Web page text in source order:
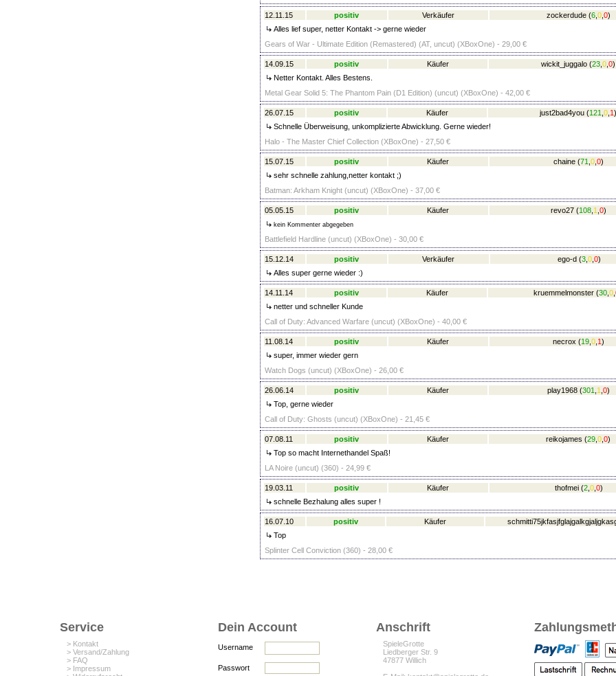
12.11.15 positiv Verkäufer zockerdude (6 0 0)
Alles lief super, netter Kontakt -> gerne wieder
Gears of War - Ultimate Edition (Remastered) (AT, uncut) (XBoxOne) - 29,00 €
14.09.15 positiv Käufer wickit_juggalo (23 0 0)
Netter Kontakt. Alles Bestens.
Metal Gear Solid 5: The Phantom Pain (D1 Edition) (uncut) (XBoxOne) - 42,00 €
26.07.15 positiv Käufer just2bad4you (121 0, 1)
Schnelle Überweisung, unkomplizierte Abwicklung. Gerne wieder!
Halo - The Master Chief Collection (XBoxOne) - 27,50 €
15.07.15 positiv Käufer chaine (71 0 0)
sehr schnelle zahlung,netter kontakt ;)
Batman: Arkham Knight (uncut) (XBoxOne) - 37,00 €
05.05.15 positiv Käufer revo27 (108 1 0)
kein Kommenter abgegeben
Battlefield Hardline (uncut) (XBoxOne) - 30,00 €
15.12.14 positiv Verkäufer ego-d (3, 0, 0)
Alles super gerne wieder :)
14.11.14 positiv Käufer kruemmelmonster (30 0
netter und schneller Kunde
Call of Duty: Advanced Warfare (uncut) (XBoxOne) - 40,00 €
11.08.14 positiv Käufer necrox (19 0 1)
super, immer wieder gern
Watch Dogs (uncut) (XBoxOne) - 26,00 €
26.06.14 positiv Käufer play1968 (301 1 0)
Top, gerne wieder
Call of Duty: Ghosts (uncut) (XBoxOne) - 21,45 €
07.08.11 positiv Käufer reikojames (29 0 0)
Top so macht Internethandel Spaß!
LA Noire (uncut) (360) - 24,99 €
19.03.11 positiv Käufer thofmei (2, 0, 0)
schnelle Bezhalung alles super !
16.07.10 positiv Käufer
Top
Splinter Cell Conviction (360) - 28,00 €
Service
> Kontakt
> Versand/Zahlung
> FAQ
> Impressum
Dein Account
Username
Passwort
Anschrift
SpieleGrotte
Liedberger Str. 9
47877 Willich